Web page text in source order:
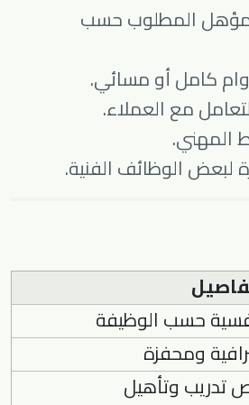
المطلوب حسب
كامل أو مسائي.
مع العملاء.
المهني.
لبعض الوظائف الفنية.
حسب الوظيفة
ومحفزة
تدريب وتأهيل